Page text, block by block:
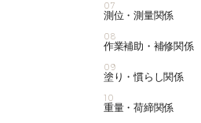
07
測位・測量関係
08
作業補助・補修関係
09
塗り・慣らし関係
10
重量・荷締関係